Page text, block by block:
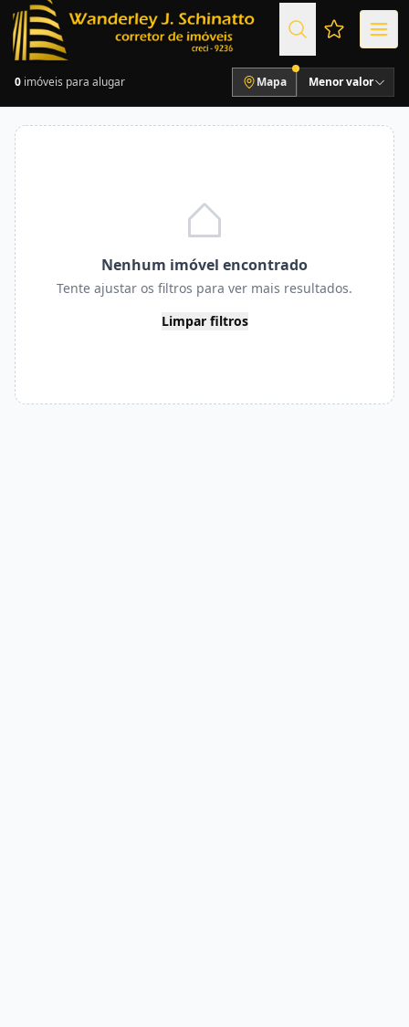
Favoritos
0 imóveis para alugar Mapa Menor valor
Nenhum imóvel encontrado
Tente ajustar os filtros para ver mais resultados.
Limpar filtros